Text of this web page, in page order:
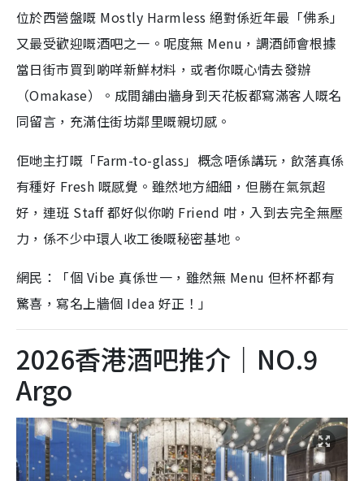
位於西營盤嘅 Mostly Harmless 絕對係近年最「佛系」
又最受歡迎嘅酒吧之一。呢度無 Menu，調酒師會根據
當日街市買到啲咩新鮮材料，或者你嘅心情去發辦
（Omakase）。成間舖由牆身到天花板都寫滿客人嘅名
同留言，充滿住街坊鄰里嘅親切感。
佢哋主打嘅「Farm-to-glass」概念唔係講玩，飲落真係
有種好 Fresh 嘅感覺。雖然地方細細，但勝在氣氛超
好，連班 Staff 都好似你啲 Friend 咁，入到去完全無壓
力，係不少中環人收工後嘅秘密基地。
網民：「個 Vibe 真係世一，雖然無 Menu 但杯杯都有
驚喜，寫名上牆個 Idea 好正！」
2026香港酒吧推介｜NO.9
Argo